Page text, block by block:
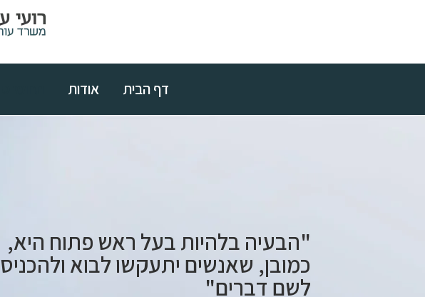
דף הבית אודות
"הבעיה בלהיות בעל ראש פתוח היא,
כמובן, שאנשים יתעקשו לבוא ולהכניס
לשם דברים"